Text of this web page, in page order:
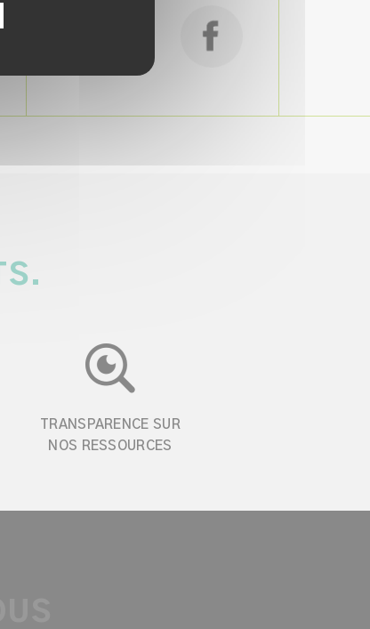
TRANSPARENCE SUR
NOS RESSOURCES